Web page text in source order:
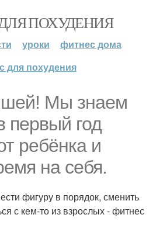
ПОХУДЕНИЯ
уроки
фитнес дома
для похудения
Мы знаем
первый год
ребёнка и
на себя.
фигуру в порядок, сменить
с кем-то из взрослых - фитнес